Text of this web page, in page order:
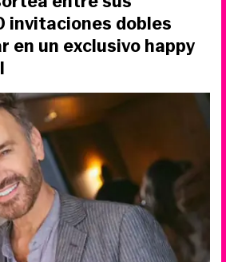
invitaciones dobles
en un exclusivo happy